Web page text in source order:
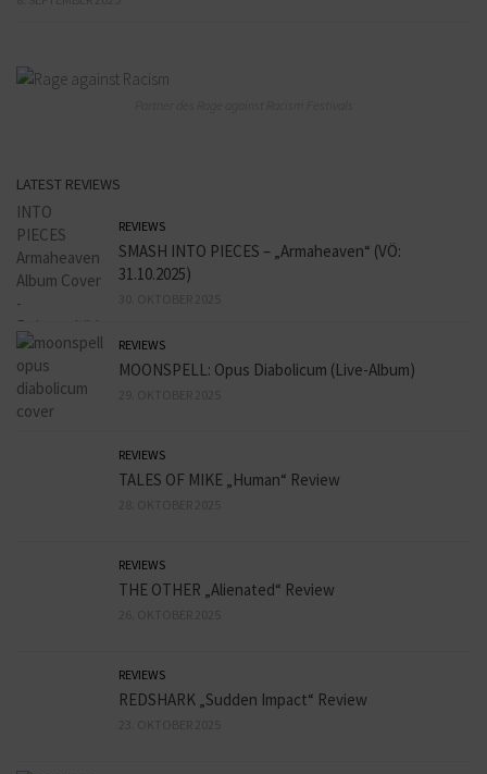
LATEST REVIEWS
REVIEWS
SMASH INTO PIECES – „Armaheaven“ (VÖ:
31.10.2025)
REVIEWS
MOONSPELL: Opus Diabolicum (Live-Album)
REVIEWS
TALES OF MIKE „Human“ Review
REVIEWS
THE OTHER „Alienated“ Review
REVIEWS
REDSHARK „Sudden Impact“ Review